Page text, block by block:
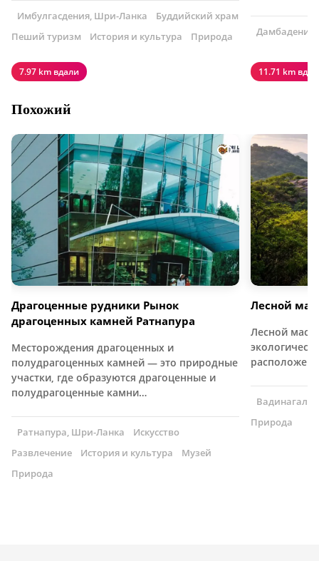
Имбулгасдения, Шри-Ланка
Буддийский храм
Пеший туризм
История и культура Природа
7.97 km вдали 11.71 km
Похожий
Драгоценные рудники Рынок
драгоценных камней Ратнапура
Месторождения драгоценных и
полудрагоценных камней — это природные
участки, где образуются драгоценные и
полудрагоценные камни…
Ратнапура, Шри-Ланка
Искусство
Развлечение
История и культура
Музей
Природа
Лесной
Лесной
Природа